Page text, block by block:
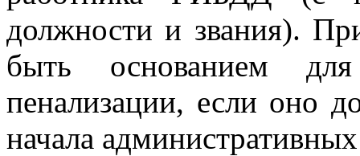
должности и звания).
быть основанием
пенализации, если оно
начала